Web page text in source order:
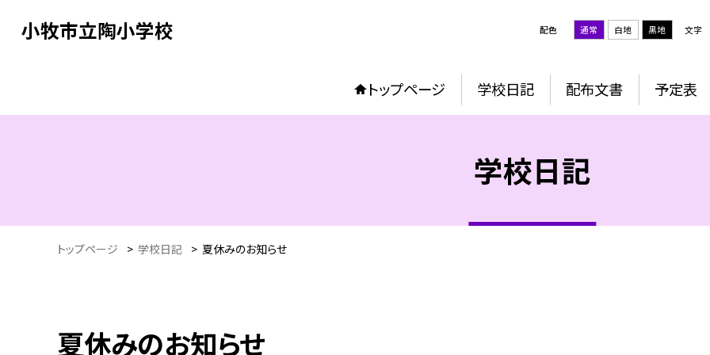
小牧市立陶小学校 配色 通常 白地 黒地 文字
トップページ 学校日記 配布文書 予定表
学校日記
トップページ > 学校日記 > 夏休みのお知らせ
夏休みのお知らせ